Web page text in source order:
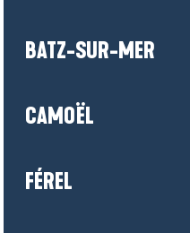
BATZ-SUR-MER
CAMOËL
FÉREL